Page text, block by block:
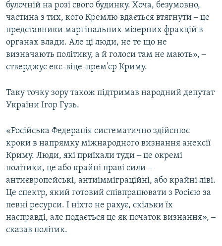
булочній на розі свого будинку. Хоча, безумовно,
частина з тих, кого Кремлю вдається втягнути ‒ це
представники маргінальних мізерних фракцій в
органах влади. Але ці люди, не те що не
визначають політику, а й голоси там не мають», ‒
стверджує екс-віце-прем'єр Криму.
Таку точку зору також підтримав народний депутат
України Ігор Гузь.
«Російська Федерація систематично здійснює
кроки в напрямку міжнародного визнання анексії
Криму. Люди, які приїхали туди ‒ це окремі
політики, це або крайні праві сили ‒
антиєвропейські, антиімміграційні, або крайні ліві.
Це спектр, який готовий співпрацювати з Росією за
певні ресурси. І ніхто не рахує, скільки їх
насправді, але подається це як початок визнання», ‒
сказав політик.